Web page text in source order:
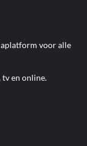
voor alle
en online.